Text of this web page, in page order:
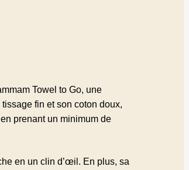
Towel to Go, une
fin et son coton doux,
prenant un minimum de
en un clin d’œil. En plus, sa